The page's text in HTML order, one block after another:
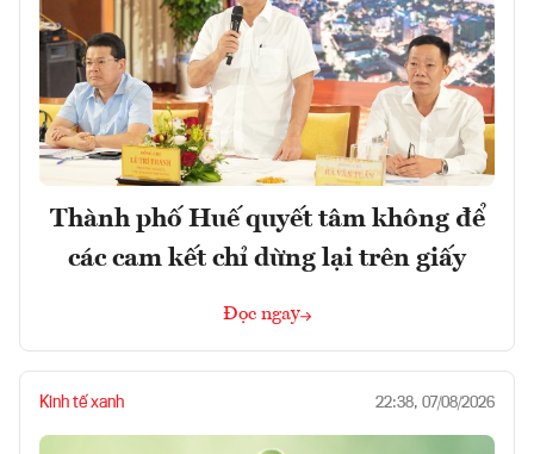
Thành phố Huế quyết tâm không để
các cam kết chỉ dừng lại trên giấy
Đọc ngay
Kinh tế xanh 22:38, 07/08/2026